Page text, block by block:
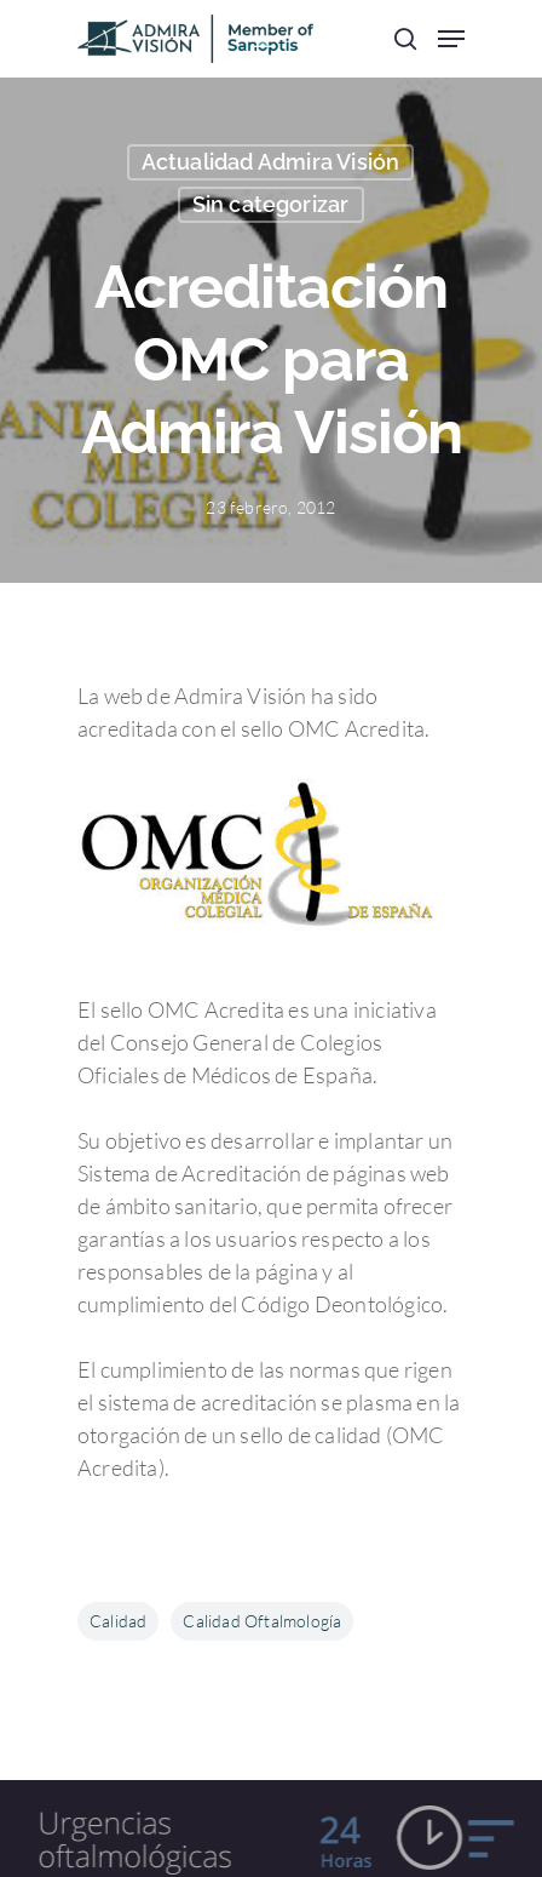
Hit enter to search or ESC to close
Actualidad Admira Visión
Sin categorizar
Acreditación
OMC para
Admira Visión
23 febrero, 2012
La web de Admira Visión ha sido
acreditada con el sello OMC Acredita.
El sello OMC Acredita es una iniciativa
del Consejo General de Colegios
Oficiales de Médicos de España.
Su objetivo es desarrollar e implantar un
Sistema de Acreditación de páginas web
de ámbito sanitario, que permita ofrecer
garantías a los usuarios respecto a los
responsables de la página y al
cumplimiento del Código Deontológico.
El cumplimiento de las normas que rigen
el sistema de acreditación se plasma en la
otorgación de un sello de calidad (OMC
Acredita).
Calidad Calidad Oftalmología